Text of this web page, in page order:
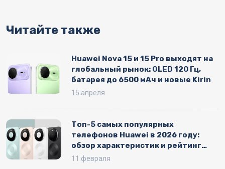
Читайте также
Huawei Nova 15 и 15 Pro выходят на
глобальный рынок: OLED 120 Гц,
батарея до 6500 мАч и новые Kirin
15 апреля
Топ-5 самых популярных
телефонов Huawei в 2026 году:
обзор характеристик и рейтинг
продаж
11 февраля